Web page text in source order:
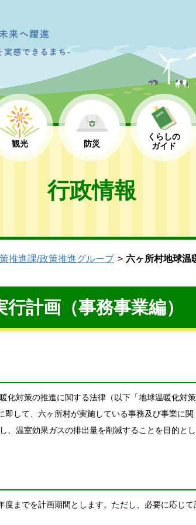
観光 防災
くらしの
ガイド
行政情報
推進課/政策推進グループ 六ヶ所村地球温
計画（事務事業編）
対策の推進に関する法律（以下「地球温暖化対
して、六ヶ所村が実施している事務及び事業に関
、温室効果ガスの排出量を削減することを目的と
までを計画期間とします。ただし、必要に応じて